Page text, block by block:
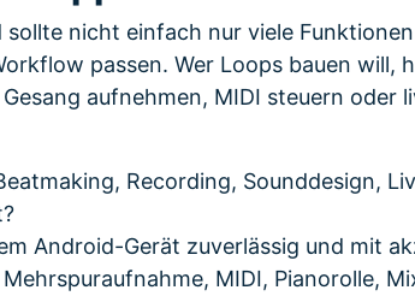
sollte nicht einfach nur viele
passen. Wer Loops bauen will,
aufnehmen, MIDI steuern oder
Recording, Sounddesign,
Android-Gerät zuverlässig und mit
MIDI, Pianorolle,